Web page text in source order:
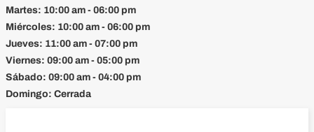
Martes: 10:00 am - 06:00 pm
Miércoles: 10:00 am - 06:00 pm
Jueves: 11:00 am - 07:00 pm
Viernes: 09:00 am - 05:00 pm
Sábado: 09:00 am - 04:00 pm
Domingo: Cerrada